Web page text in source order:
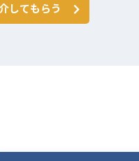
してもらう